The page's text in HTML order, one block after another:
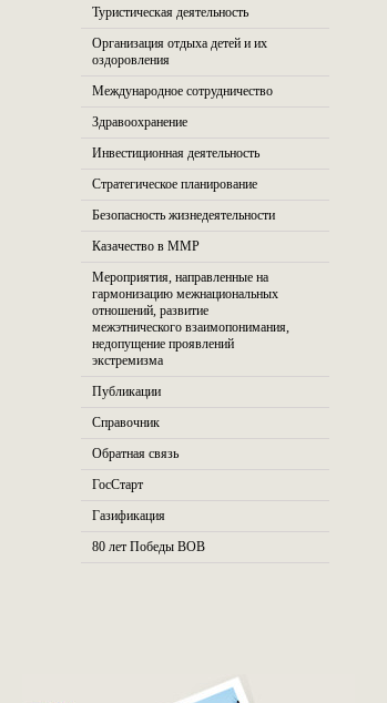
Туристическая деятельность
Организация отдыха детей и их
оздоровления
Международное сотрудничество
Здравоохранение
Инвестиционная деятельность
Стратегическое планирование
Безопасность жизнедеятельности
Казачество в ММР
Мероприятия, направленные на
гармонизацию межнациональных
отношений, развитие
межэтнического взаимопонимания,
недопущение проявлений
экстремизма
Публикации
Справочник
Обратная связь
ГосСтарт
Газификация
80 лет Победы ВОВ